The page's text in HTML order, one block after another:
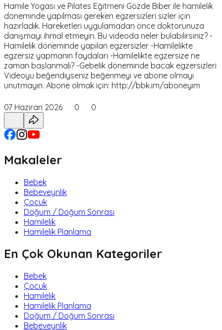
Hamile Yogası ve Pilates Eğitmeni Gözde Biber ile hamilelik
döneminde yapılması gereken egzersizleri sizler için
hazırladık. Hareketleri uygulamadan önce doktorunuza
danışmayı ihmal etmeyin. Bu videoda neler bulabilirsiniz? -
Hamilelik döneminde yapılan egzersizler -Hamilelikte
egzersiz yapmanın faydaları -Hamilelikte egzersize ne
zaman başlanmalı? -Gebelik döneminde bacak egzersizleri
Videoyu beğendiyseniz beğenmeyi ve abone olmayı
unutmayın. Abone olmak için: http://bbk.im/aboneyim
07 Haziran 2026 0 0
Makaleler
Bebek
Bebeveynlik
Çocuk
Doğum / Doğum Sonrası
Hamilelik
Hamilelik Planlama
En Çok Okunan Kategoriler
Bebek
Çocuk
Hamilelik
Hamilelik Planlama
Doğum / Doğum Sonrası
Bebeveynlik